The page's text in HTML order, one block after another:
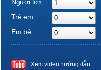
Người lớn
Trẻ em
Em bé
Xem video hướng dẫn